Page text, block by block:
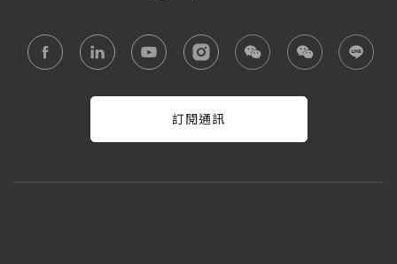
訂閱通訊